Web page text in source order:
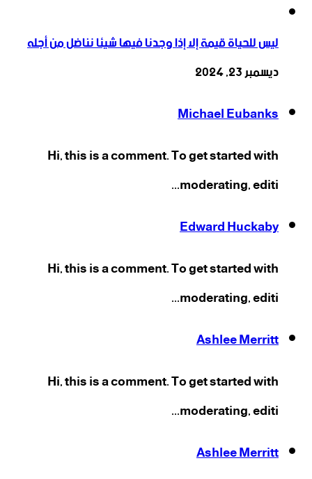
ليس للحياة قيمة إلا إذا وجدنا فيها شيئا نناضل من أجله
ديسمبر 23, 2024
Michael Eubanks
Hi, this is a comment. To get started with
moderating, editi...
Edward Huckaby
Hi, this is a comment. To get started with
moderating, editi...
Ashlee Merritt
Hi, this is a comment. To get started with
moderating, editi...
Ashlee Merritt